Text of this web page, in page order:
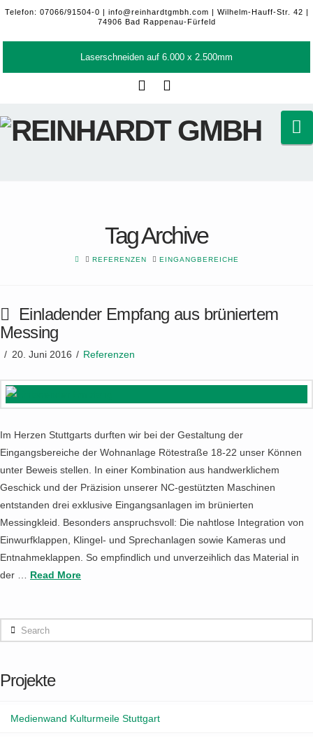
Telefon: 07066/91504-0 | info@reinhardtgmbh.com | Wilhelm-Hauff-Str. 42 |
74906 Bad Rappenau-Fürfeld
Laserschneiden auf 6.000 x 2.500mm
Tag Archive
HOMEREFERENZEN EINGANGBEREICHE
Einladender Empfang aus brüniertem
Messing
20. Juni 2016 Referenzen
Im Herzen Stuttgarts durften wir bei der Gestaltung der
Eingangsbereiche der Wohnanlage Rötestraße 18-22 unser Können
unter Beweis stellen. In einer Kombination aus handwerklichem
Geschick und der Präzision unserer NC-gestützten Maschinen
entstanden drei exklusive Eingangsanlagen im brünierten
Messingkleid. Besonders anspruchsvoll: Die nahtlose Integration von
Einwurfklappen, Klingel- und Sprechanlagen sowie Kameras und
Entnahmeklappen. So empfindlich und unverzeihlich das Material in
der … Read More
Search
Projekte
Medienwand Kulturmeile Stuttgart